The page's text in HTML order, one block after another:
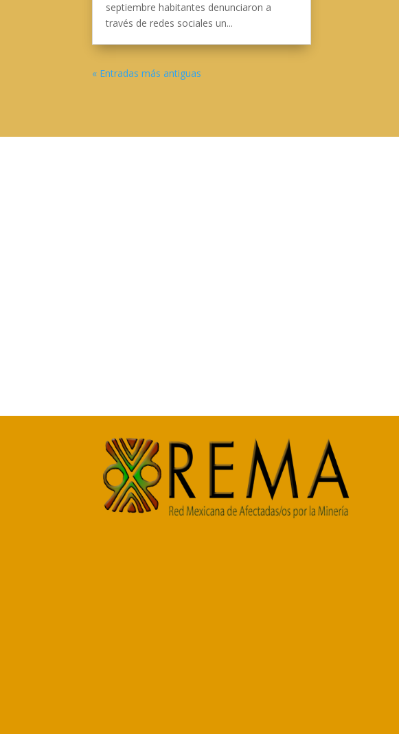
septiembre habitantes denunciaron a
través de redes sociales un...
« Entradas más antiguas